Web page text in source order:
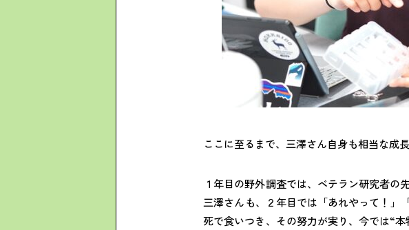
ここに至るまで、三澤さん自身も相当な成
１年目の野外調査では、ベテラン研究者
三澤さんも、２年目では「あれやって！」
死で食いつき、その努力が実り、今では“